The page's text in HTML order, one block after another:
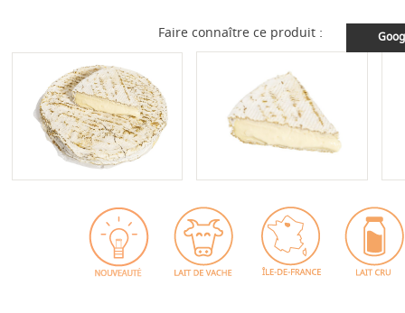
Faire connaître ce produit :